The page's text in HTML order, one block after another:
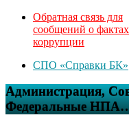
Обратная связь для
сообщений о фактах
коррупции
СПО «Справки БК»
Администрация,
Федеральные